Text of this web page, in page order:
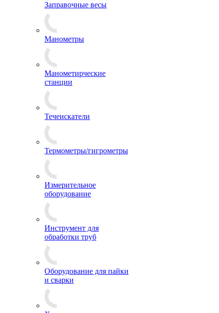
Заправочные весы
Манометры
Манометирческие
станции
Течеискатели
Термометры/гигрометры
Измерительное
оборудование
Инструмент для
обработки труб
Оборудование для пайки
и сварки